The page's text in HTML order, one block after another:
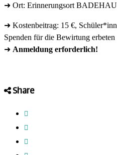
➜ Ort: Erinnerungsort
➜ Kostenbeitrag: 15 €,
Spenden für die Bewirtung erbeten
➜ Anmeldung erforderlich!
Share